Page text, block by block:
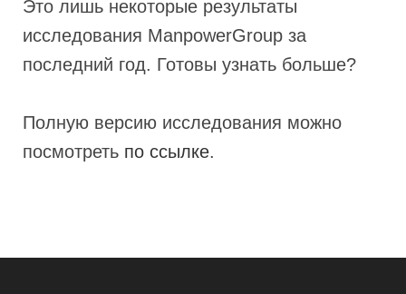
Это лишь некоторые результаты
исследования ManpowerGroup за
последний год. Готовы узнать больше?
Полную версию исследования можно
посмотреть по ссылке.